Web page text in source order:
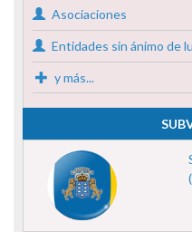
Asociaciones
Entidades sin ánimo de
y más...